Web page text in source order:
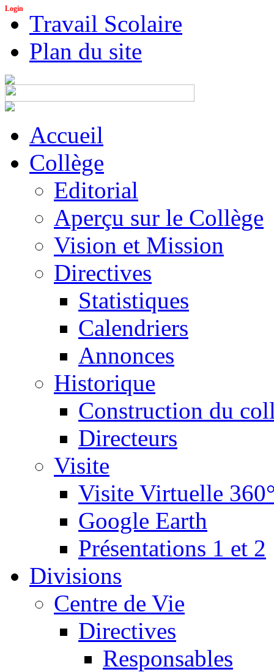
Login
Travail Scolaire
Plan du site
Accueil
Collège
Editorial
Aperçu sur le Collège
Vision et Mission
Directives
Statistiques
Calendriers
Annonces
Historique
Construction du
Directeurs
Visite
Visite Virtuelle
Google Earth
Présentations 1 et 2
Divisions
Centre de Vie
Directives
Responsables